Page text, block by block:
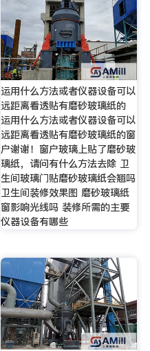
运用什么方法或者仪器设备可以
远距离看透贴有磨砂玻璃纸的
运用什么方法或者仪器设备可以
远距离看透贴有磨砂玻璃纸的窗
户谢谢！窗户玻璃上贴了磨砂玻
璃纸，请问有什么方法去除 卫
生间玻璃门贴磨砂玻璃纸会翘吗
卫生间装修效果图 磨砂玻璃纸
窗影响光线吗 装修所需的主要
仪器设备有哪些